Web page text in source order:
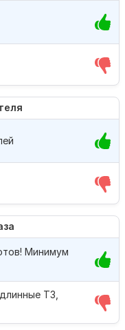
ТЗ,
Минимум